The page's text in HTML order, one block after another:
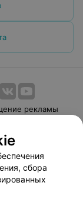
рекламы
оплаты
сбора